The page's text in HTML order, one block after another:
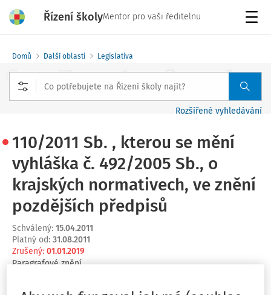
Řízení školyMentor pro vaši ředitelnu
Domů Další oblasti Legislativa
Rozšířené vyhledávání
110/2011 Sb. , kterou se mění
vyhláška č. 492/2005 Sb., o
krajských normativech, ve znění
pozdějších předpisů
Schválený: 15.04.2011
Platný od: 31.08.2011
Zrušený: 01.01.2019
Paragrafové znění